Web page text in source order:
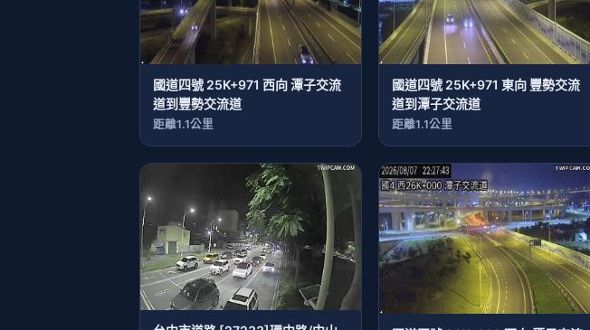
國道四號 25K+971 西向 潭子交流
道到豐勢交流道
距離1.1公里
國道四號 25K+971 東向 豐勢交流
道到潭子交流道
距離1.1公里